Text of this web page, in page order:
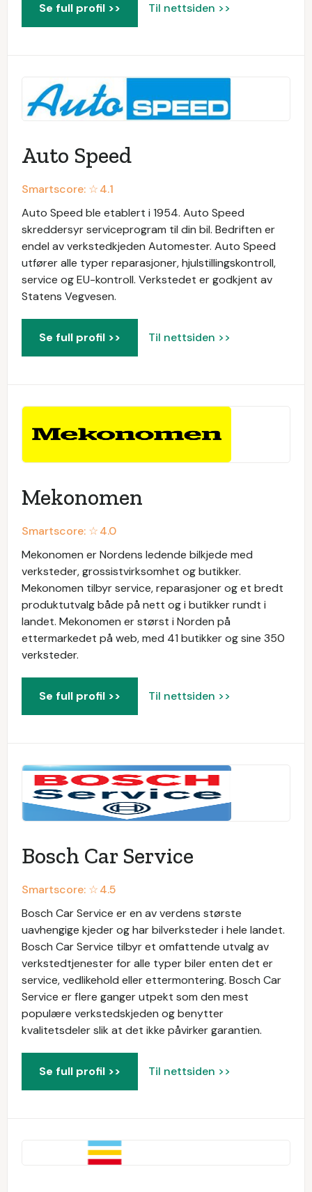
Se full profil >> Til nettsiden >>
Auto Speed
Smartscore: ☆4.1
Auto Speed ble etablert i 1954. Auto Speed
skreddersyr serviceprogram til din bil. Bedriften er
endel av verkstedkjeden Automester. Auto Speed
utfører alle typer reparasjoner, hjulstillingskontroll,
service og EU-kontroll. Verkstedet er godkjent av
Statens Vegvesen.
Se full profil >> Til nettsiden >>
Mekonomen
Smartscore: ☆4.0
Mekonomen er Nordens ledende bilkjede med
verksteder, grossistvirksomhet og butikker.
Mekonomen tilbyr service, reparasjoner og et bredt
produktutvalg både på nett og i butikker rundt i
landet. Mekonomen er størst i Norden på
ettermarkedet på web, med 41 butikker og sine 350
verksteder.
Se full profil >> Til nettsiden >>
Bosch Car Service
Smartscore: ☆4.5
Bosch Car Service er en av verdens største
uavhengige kjeder og har bilverksteder i hele landet.
Bosch Car Service tilbyr et omfattende utvalg av
verkstedtjenester for alle typer biler enten det er
service, vedlikehold eller ettermontering. Bosch Car
Service er flere ganger utpekt som den mest
populære verkstedskjeden og benytter
kvalitetsdeler slik at det ikke påvirker garantien.
Se full profil >> Til nettsiden >>